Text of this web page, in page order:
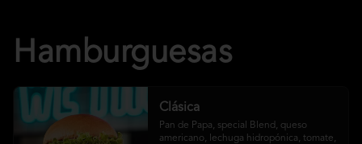
Hamburguesas
Clásica
Pan de Papa, special Blend, queso
americano, lechuga hidropónica, tomate,